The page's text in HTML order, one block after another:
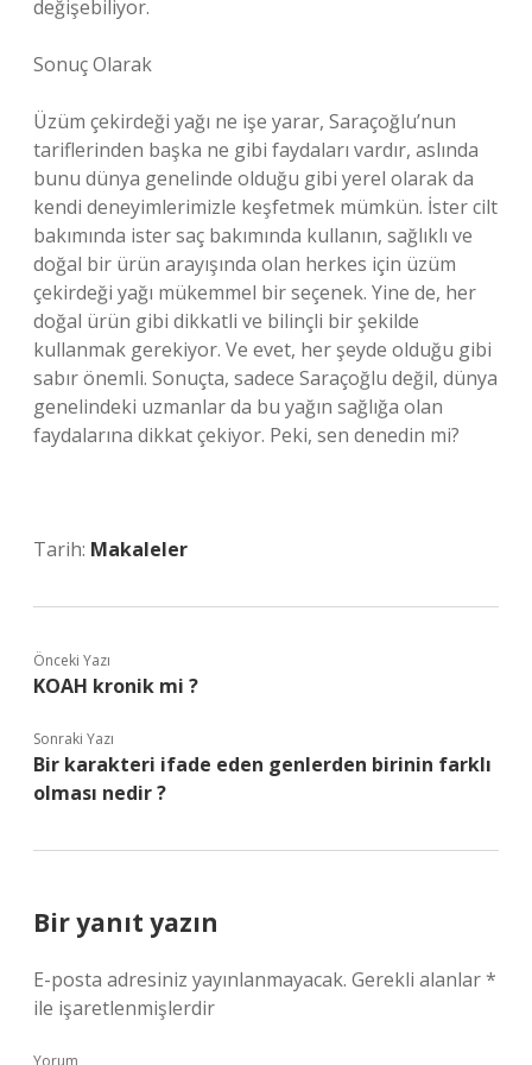
değişebiliyor.
Sonuç Olarak
Üzüm çekirdeği yağı ne işe yarar, Saraçoğlu’nun
tariflerinden başka ne gibi faydaları vardır, aslında
bunu dünya genelinde olduğu gibi yerel olarak da
kendi deneyimlerimizle keşfetmek mümkün. İster cilt
bakımında ister saç bakımında kullanın, sağlıklı ve
doğal bir ürün arayışında olan herkes için üzüm
çekirdeği yağı mükemmel bir seçenek. Yine de, her
doğal ürün gibi dikkatli ve bilinçli bir şekilde
kullanmak gerekiyor. Ve evet, her şeyde olduğu gibi
sabır önemli. Sonuçta, sadece Saraçoğlu değil, dünya
genelindeki uzmanlar da bu yağın sağlığa olan
faydalarına dikkat çekiyor. Peki, sen denedin mi?
Tarih: Makaleler
Önceki Yazı
KOAH kronik mi ?
Sonraki Yazı
Bir karakteri ifade eden genlerden birinin farklı
olması nedir ?
Bir yanıt yazın
E-posta adresiniz yayınlanmayacak. Gerekli alanlar*
ile işaretlenmişlerdir
Yorum